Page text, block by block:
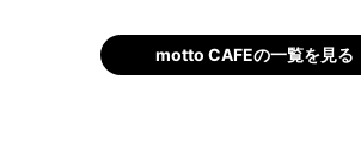
motto CAFEの一覧を見る